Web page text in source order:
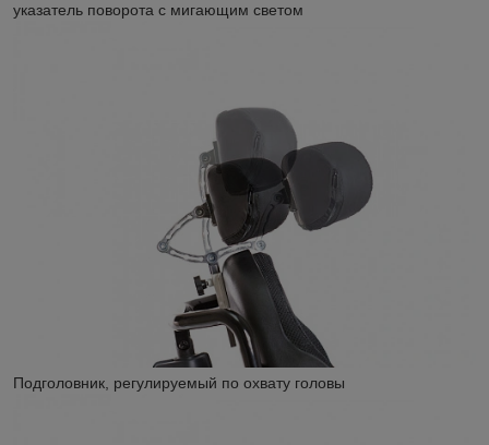
указатель поворота с мигающим светом
Подголовник, регулируемый по охвату головы